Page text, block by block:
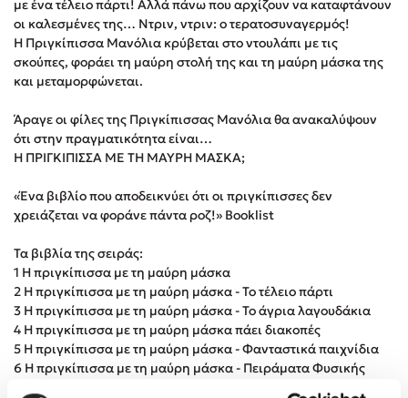
Στέφανος Ξενάκης
Sebastian Fitzek
Freida McFadden
Κατρίνα Τσάνταλη
Mimi Matthews
Benzamin Bécue
Teo Benedetti
Emily Henry
Ali Hazelwood
Cori Doerrfeld
Pierdomenico Baccalario
Δανάη Ιμπραχήμ
με ένα τέλειο πάρτι! Αλλά πάνω που αρχίζουν να καταφτάνουν
οι καλεσμένες της… Ντριν, ντριν: ο τερατοσυναγερμός!
Η Πριγκίπισσα Μανόλια κρύβεται στο ντουλάπι με τις
σκούπες, φοράει τη μαύρη στολή της και τη μαύρη μάσκα της
και μεταμορφώνεται.
Άραγε οι φίλες της Πριγκίπισσας Μανόλια θα ανακαλύψουν
ότι στην πραγματικότητα είναι…
Η ΠΡΙΓΚΙΠΙΣΣΑ ΜΕ ΤΗ ΜΑΥΡΗ ΜΑΣΚΑ;
«Ένα βιβλίο που αποδεικνύει ότι οι πριγκίπισσες δεν
χρειάζεται να φοράνε πάντα ροζ!» Booklist
Τα βιβλία της σειράς:
1 Η πριγκίπισσα με τη μαύρη μάσκα
2 Η πριγκίπισσα με τη μαύρη μάσκα - Το τέλειο πάρτι
3 Η πριγκίπισσα με τη μαύρη μάσκα - Το άγρια λαγουδάκια
4 Η πριγκίπισσα με τη μαύρη μάσκα πάει διακοπές
5 Η πριγκίπισσα με τη μαύρη μάσκα - Φανταστικά παιχνίδια
6 Η πριγκίπισσα με τη μαύρη μάσκα - Πειράματα Φυσικής